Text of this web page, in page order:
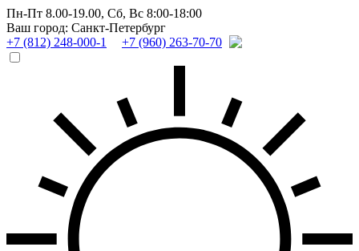
Пн-Пт 8.00-19.00, Сб, Вс 8:00-18:00
Ваш город: Санкт-Петербург
+7 (812) 248-000-1
+7 (960) 263-70-70